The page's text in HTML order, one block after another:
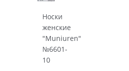
Носки
женские
"Muniuren"
№6601-
10